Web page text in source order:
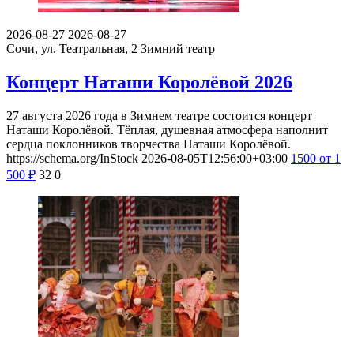
2026-08-27 2026-08-27
Сочи, ул. Театральная, 2 Зимний театр
Концерт Наташи Королёвой 2026
27 августа 2026 года в Зимнем театре состоится концерт
Наташи Королёвой. Тёплая, душевная атмосфера наполнит
сердца поклонников творчества Наташи Королёвой.
https://schema.org/InStock 2026-08-05T12:56:00+03:00 1500 от 1
500 ₽ 32 0